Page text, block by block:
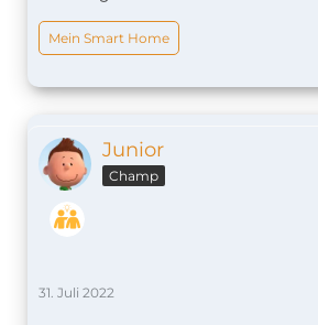
Mein Smart Home
Junior
Champ
31. Juli 2022